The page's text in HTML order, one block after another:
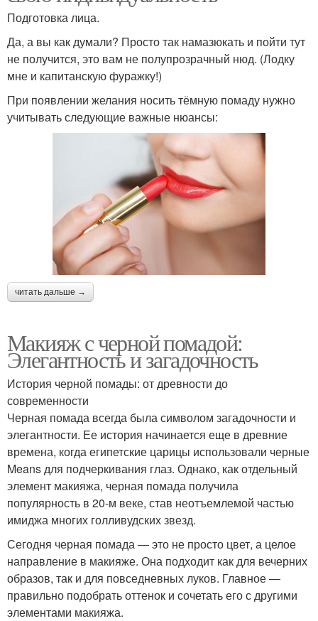
Подготовка лица.
Да, а вы как думали? Просто так намазюкать и пойти тут
не получится, это вам не полупрозрачный нюд. (Лодку
мне и капитанскую фуражку!)
При появлении желания носить тёмную помаду нужно
учитывать следующие важные нюансы:
читать дальше →
Макияж с черной помадой:
Элегантность и загадочность
История черной помады: от древности до
современности
Черная помада всегда была символом загадочности и
элегантности. Ее история начинается еще в древние
времена, когда египетские царицы использовали черные
Means для подчеркивания глаз. Однако, как отдельный
элемент макияжа, черная помада получила
популярность в 20-м веке, став неотъемлемой частью
имиджа многих голливудских звезд.
Сегодня черная помада — это не просто цвет, а целое
направление в макияже. Она подходит как для вечерних
образов, так и для повседневных луков. Главное —
правильно подобрать оттенок и сочетать его с другими
элементами макияжа.